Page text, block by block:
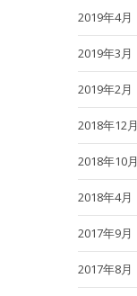
2019年4月
2019年3月
2019年2月
2018年12月
2018年10月
2018年4月
2017年9月
2017年8月